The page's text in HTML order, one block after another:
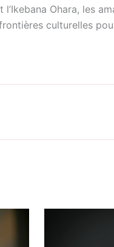
Ohara, les
culturelles